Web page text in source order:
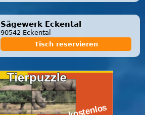
Sägewerk Eckental
90542 Eckental
Tisch reservieren